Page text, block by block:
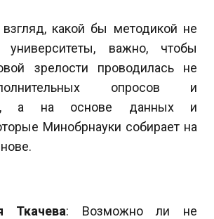
какой бы методикой не
университеты, важно, чтобы
зрелости проводилась не
опросов и
а на основе данных и
Минобрнауки собирает на
Ткачева: Возможно ли не